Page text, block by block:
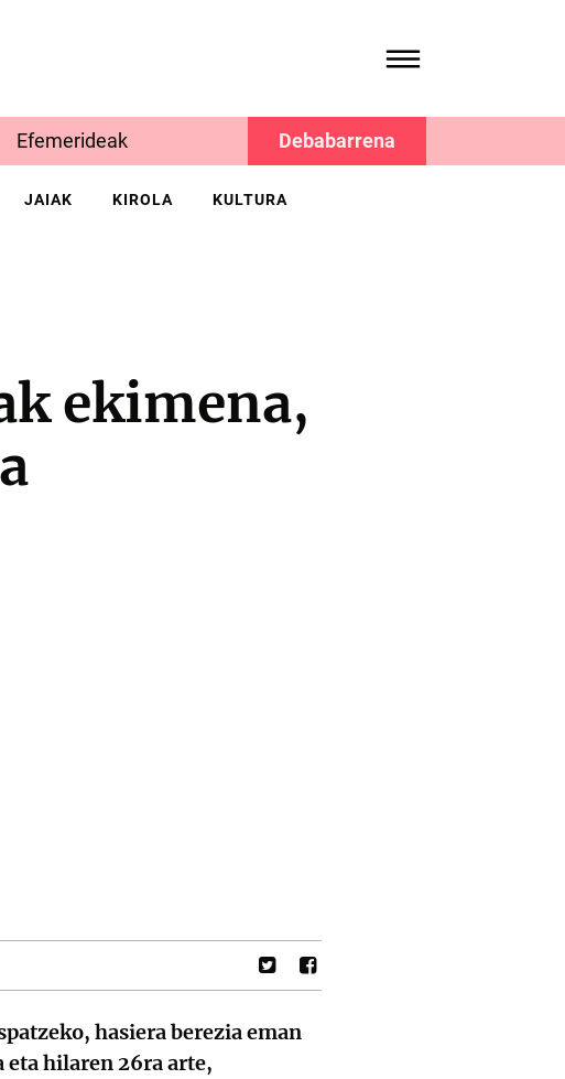
Efemerideak Debabarrena
JAIAK KIROLA KULTURA
ekimena,
hasiera berezia eman
hilaren 26ra arte,